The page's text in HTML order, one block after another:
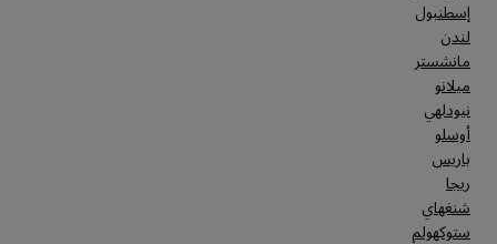
إسطنبول
لندن
مانشستر
ميلانو
نيودلهي
أوسلو
باريس
ريجا
شنغهاي
ستوكهولم